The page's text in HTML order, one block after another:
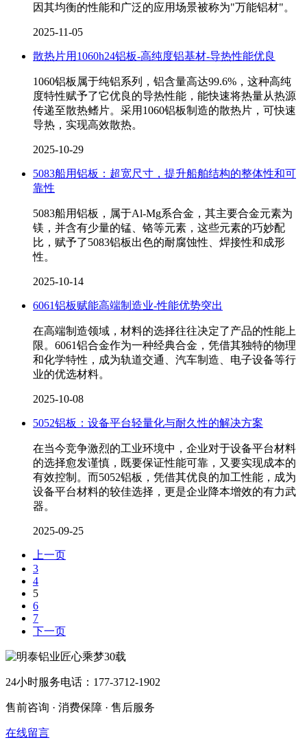
因其均衡的性能和广泛的应用场景被称为"万能铝材"。
2025-11-05
散热片用1060h24铝板-高纯度铝基材-导热性能优良
1060铝板属于纯铝系列，铝含量高达99.6%，这种高纯
度特性赋予了它优良的导热性能，能快速将热量从热源
传递至散热鳍片。采用1060铝板制造的散热片，可快速
导热，实现高效散热。
2025-10-29
5083船用铝板：超宽尺寸，提升船舶结构的整体性和可
靠性
5083船用铝板，属于Al-Mg系合金，其主要合金元素为
镁，并含有少量的锰、铬等元素，这些元素的巧妙配
比，赋予了5083铝板出色的耐腐蚀性、焊接性和成形
性。
2025-10-14
6061铝板赋能高端制造业-性能优势突出
在高端制造领域，材料的选择往往决定了产品的性能上
限。6061铝合金作为一种经典合金，凭借其独特的物理
和化学特性，成为轨道交通、汽车制造、电子设备等行
业的优选材料。
2025-10-08
5052铝板：设备平台轻量化与耐久性的解决方案
在当今竞争激烈的工业环境中，企业对于设备平台材料
的选择愈发谨慎，既要保证性能可靠，又要实现成本的
有效控制。而5052铝板，凭借其优良的加工性能，成为
设备平台材料的较佳选择，更是企业降本增效的有力武
器。
2025-09-25
上一页
3
4
5
6
7
下一页
24小时服务电话：177-3712-1902
售前咨询 · 消费保障 · 售后服务
在线留言